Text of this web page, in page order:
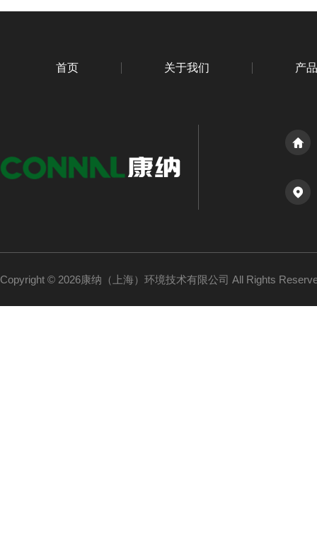
首页 关于我们 产
Copyright © 2026康纳（上海）环境技术有限公司 All Rights